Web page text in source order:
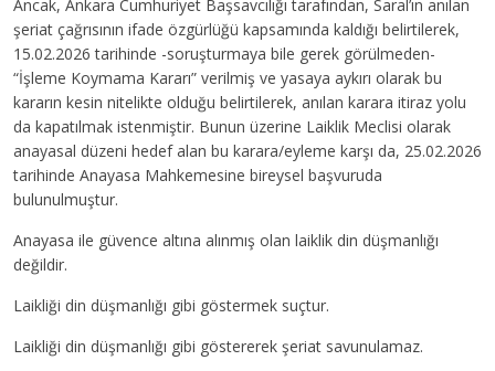
Ancak, Ankara Cumhuriyet Başsavcılığı tarafından, Saral’ın anılan
şeriat çağrısının ifade özgürlüğü kapsamında kaldığı belirtilerek,
15.02.2026 tarihinde -soruşturmaya bile gerek görülmeden-
“İşleme Koymama Kararı” verilmiş ve yasaya aykırı olarak bu
kararın kesin nitelikte olduğu belirtilerek, anılan karara itiraz yolu
da kapatılmak istenmiştir. Bunun üzerine Laiklik Meclisi olarak
anayasal düzeni hedef alan bu karara/eyleme karşı da, 25.02.2026
tarihinde Anayasa Mahkemesine bireysel başvuruda
bulunulmuştur.
Anayasa ile güvence altına alınmış olan laiklik din düşmanlığı
değildir.
Laikliği din düşmanlığı gibi göstermek suçtur.
Laikliği din düşmanlığı gibi göstererek şeriat savunulamaz.